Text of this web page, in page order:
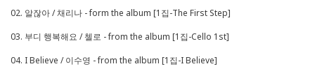
02. 알잖아 / 채리나 - form the album [1집-The First Step]
03. 부디 행복해요 / 첼로 - from the album [1집-Cello 1st]
04. I Believe / 이수영 - from the album [1집-I Believe]